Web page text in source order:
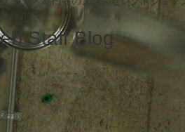
Staff Blog